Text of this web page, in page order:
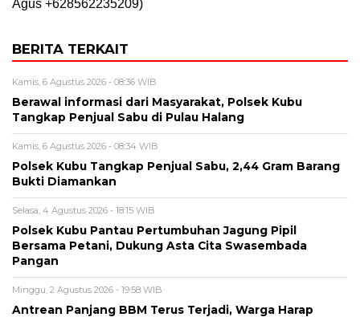
Agus +628562235209)
BERITA TERKAIT
Kamis, 6 Agustus 2026 - 08:36 WIB
Berawal informasi dari Masyarakat, Polsek Kubu
Tangkap Penjual Sabu di Pulau Halang
Kamis, 6 Agustus 2026 - 08:34 WIB
Polsek Kubu Tangkap Penjual Sabu, 2,44 Gram Barang
Bukti Diamankan
Selasa, 4 Agustus 2026 - 18:15 WIB
Polsek Kubu Pantau Pertumbuhan Jagung Pipil
Bersama Petani, Dukung Asta Cita Swasembada
Pangan
Minggu, 2 Agustus 2026 - 19:58 WIB
Antrean Panjang BBM Terus Terjadi, Warga Harap